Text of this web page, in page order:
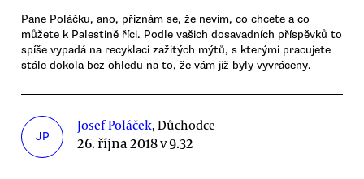
Pane Poláčku, ano, přiznám se, že nevím, co chcete a co
můžete k Palestině říci. Podle vašich dosavadních příspěvků to
spíše vypadá na recyklaci zažitých mýtů, s kterými pracujete
stále dokola bez ohledu na to, že vám již byly vyvráceny.
JP
Josef Poláček, Důchodce
26. října 2018 v 9.32